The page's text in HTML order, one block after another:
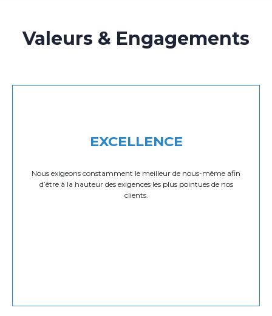
Valeurs & Engagements
EXCELLENCE
Nous exigeons constamment le meilleur de nous-même afin
d’être à la hauteur des exigences les plus pointues de nos
clients.